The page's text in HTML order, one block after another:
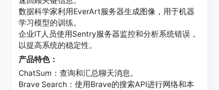
数据科学家利用EverArt服务器生成图像，用于机器
学习模型的训练。
企业IT人员使用Sentry服务器监控和分析系统错误，
以提高系统的稳定性。
产品特色：
ChatSum：查询和汇总聊天消息。
Brave Search：使用Brave的搜索API进行网络和本